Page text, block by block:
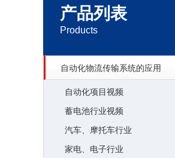
产品列表
Products
自动化物流传输系统的应用
自动化项目视频
蓄电池行业视频
汽车、摩托车行业
家电、电子行业